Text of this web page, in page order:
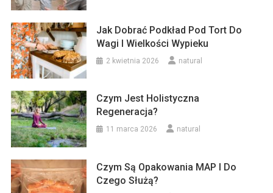
Jak Dobrać Podkład Pod Tort Do
Wagi I Wielkości Wypieku
2 kwietnia 2026 natural
Czym Jest Holistyczna
Regeneracja?
11 marca 2026 natural
Czym Są Opakowania MAP I Do
Czego Służą?